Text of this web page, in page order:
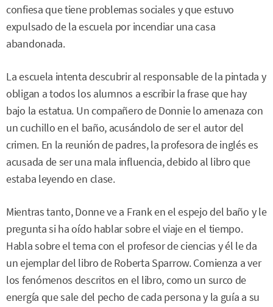
confiesa que tiene problemas sociales y que estuvo
expulsado de la escuela por incendiar una casa
abandonada.
La escuela intenta descubrir al responsable de la pintada y
obligan a todos los alumnos a escribir la frase que hay
bajo la estatua. Un compañero de Donnie lo amenaza con
un cuchillo en el baño, acusándolo de ser el autor del
crimen. En la reunión de padres, la profesora de inglés es
acusada de ser una mala influencia, debido al libro que
estaba leyendo en clase.
Mientras tanto, Donne ve a Frank en el espejo del baño y le
pregunta si ha oído hablar sobre el viaje en el tiempo.
Habla sobre el tema con el profesor de ciencias y él le da
un ejemplar del libro de Roberta Sparrow. Comienza a ver
los fenómenos descritos en el libro, como un surco de
energía que sale del pecho de cada persona y la guía a su